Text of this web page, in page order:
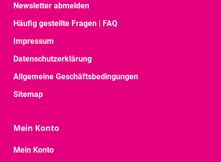
Newsletter abmelden
Häufig gestellte Fragen | FAQ
Impressum
Datenschutzerklärung
Allgemeine Geschäftsbedingungen
Sitemap
Mein Konto
Mein Konto